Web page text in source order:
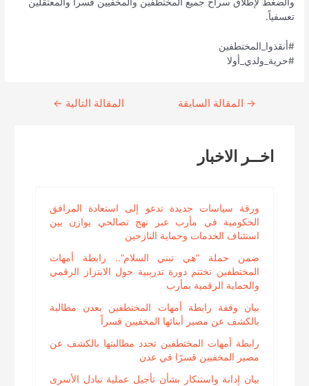
تعسفياً.
#أنقذوا_المختطفين
#حرية_ولدي_أولا
Continue
→ المقالة السابقة المقالة التالية ←
اخــر الاخبار
ورقة سياسات جديدة تدعو إلى استعادة المرافق
الحكومية في مأرب عبر نهج تصالحي يوازن بين
استئناف الخدمات وحماية النازحين
ضمن حملة “هي تبني السلام”.. رابطة أمهات
المختطفين تختتم دورة تدريبية حول الابتزاز الرقمي
والحماية الرقمية بمأرب
بيان وقفة رابطة أمهات المختطفين بعدن مطالبة
بالكشف عن مصير أبنائها المخفيين قسراً
رابطة أمهات المختطفين تجدد مطالبتها بالكشف عن
مصير المخفيين قسرًا في عدن
بيان إدانة واستنكار بشأن تأجيل عملية تبادل الأسرى